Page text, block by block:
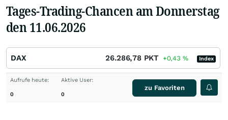
Tages-Trading-Chancen am Donnerstag
den 11.06.2026
DAX 26.286,78 PKT +0,43 % Index
Aufrufe heute:
0
Aktive User:
0
zu Favoriten